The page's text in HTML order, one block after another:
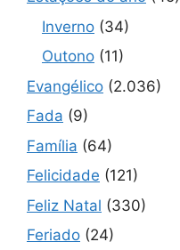
Inverno (34)
Outono (11)
Evangélico (2.036)
Fada (9)
Família (64)
Felicidade (121)
Feliz Natal (330)
Feriado (24)